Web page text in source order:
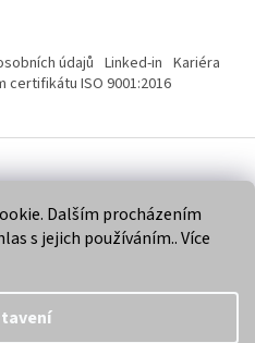
Dalším procházením
s jejich používáním.. Více
údajů Linked-in Kariéra
certifikátu ISO 9001:2016